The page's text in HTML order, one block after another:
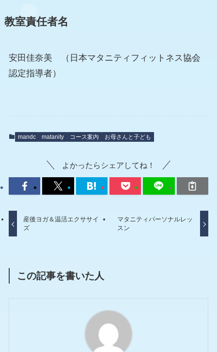
教室責任者名
安田佳奈美 （日本マタニティフィットネス協会
認定指導者）
mandc matanity コース案内 お母さんと子ども
よかったらシェアしてね！
産後ヨガ＆温活エクササイ
ズ
マタニティパーソナルレッ
スン
この記事を書いた人